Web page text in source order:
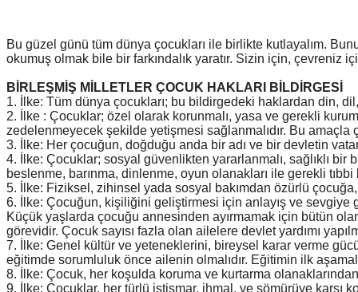
Bu güzel günü tüm dünya çocukları ile birlikte kutlayalım.
okumuş olmak bile bir farkındalık yaratır. Sizin için, çevreniz
BİRLEŞMİŞ MİLLETLER ÇOCUK HAKLARI BİLDİRGESİ
1. İlke: Tüm dünya çocukları; bu bildirgedeki haklardan din, dil,
2. İlke : Çocuklar; özel olarak korunmalı, yasa ve gerekli
zedelenmeyecek şekilde yetişmesi sağlanmalıdır. Bu amaçla
3. İlke: Her çocuğun, doğduğu anda bir adı ve bir devletin
4. İlke: Çocuklar; sosyal güvenlikten yararlanmalı, sağlıklı
beslenme, barınma, dinlenme, oyun olanakları ile gerekli tıbbi
5. İlke: Fiziksel, zihinsel yada sosyal bakımdan özürlü
6. İlke: Çocuğun, kişiliğini geliştirmesi için anlayış ve sevgiye
Küçük yaşlarda çocuğu annesinden ayırmamak için bütün
görevidir. Çocuk sayısı fazla olan ailelere devlet yardımı
7. İlke: Genel kültür ve yeteneklerini, bireysel karar verme
eğitimde sorumluluk önce ailenin olmalıdır. Eğitimin ilk
8. İlke: Çocuk, her koşulda koruma ve kurtarma
9. İlke: Çocuklar, her türlü istismar, ihmal, ve sömürüye karşı